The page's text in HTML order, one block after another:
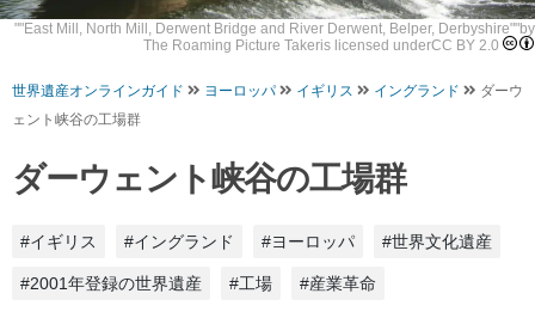
""East Mill, North Mill, Derwent Bridge and River Derwent, Belper, Derbyshire""by
The Roaming Picture Takeris licensed underCC BY 2.0
世界遺産オンラインガイド ヨーロッパ イギリス イングランド
ダーウ
ェント峡谷の工場群
ダーウェント峡谷の工場群
#イギリス #イングランド #ヨーロッパ #世界文化遺産
#2001年登録の世界遺産 #工場 #産業革命